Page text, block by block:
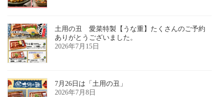
土用の丑 愛菜特製【うな重】たくさんのご予約
ありがとうございました。
2026年7月15日
7月26日は「土用の丑」
2026年7月8日